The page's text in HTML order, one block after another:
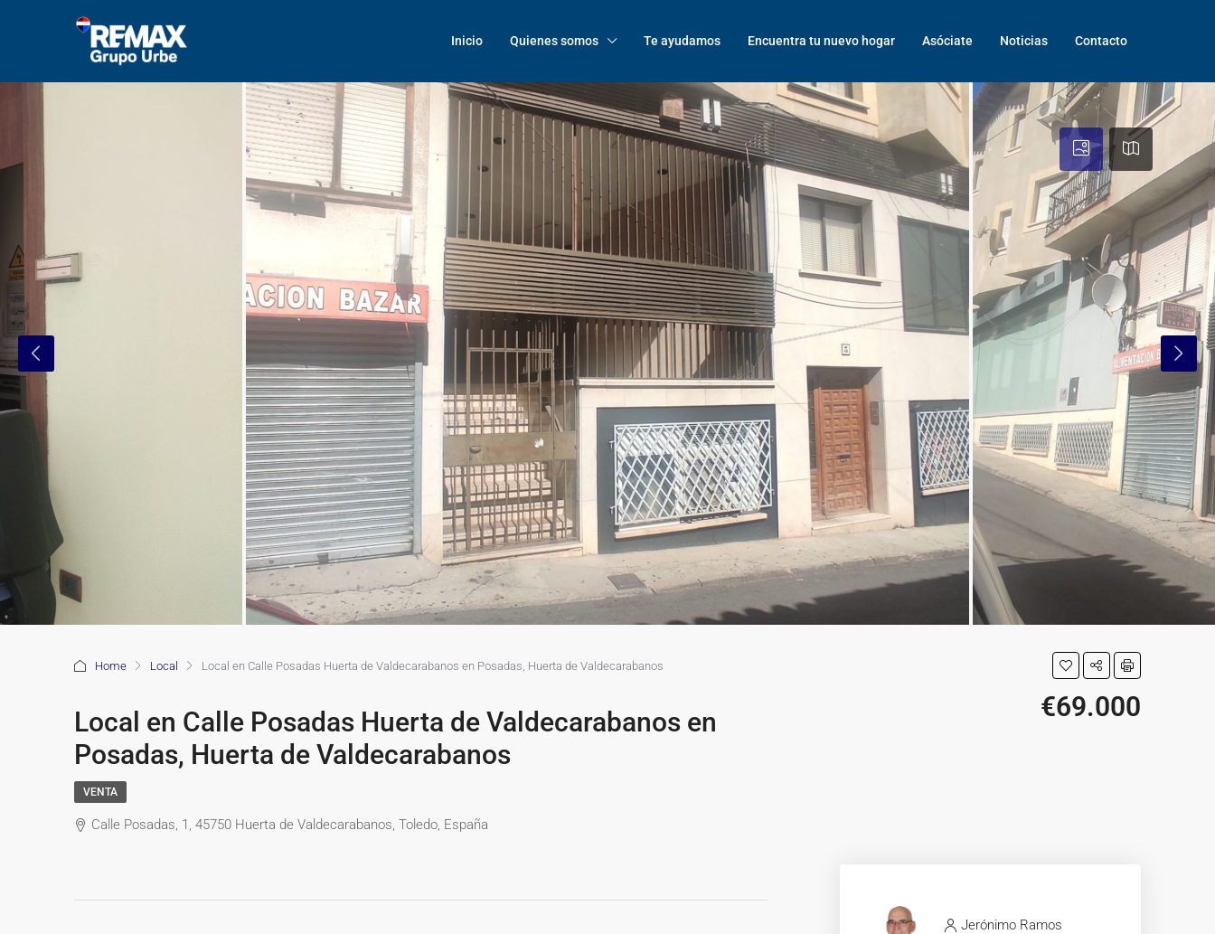
Inicio Quienes somos Te ayudamos Encuentra tu nuevo hogar Asóciate Noticias Contacto
Home Local Local en Calle Posadas Huerta de Valdecarabanos en Posadas, Huerta de Valdecarabanos
Local en Calle Posadas Huerta de Valdecarabanos en
Posadas, Huerta de Valdecarabanos
€69.000
VENTA
Calle Posadas, 1, 45750 Huerta de Valdecarabanos, Toledo, España
Jerónimo Ramos